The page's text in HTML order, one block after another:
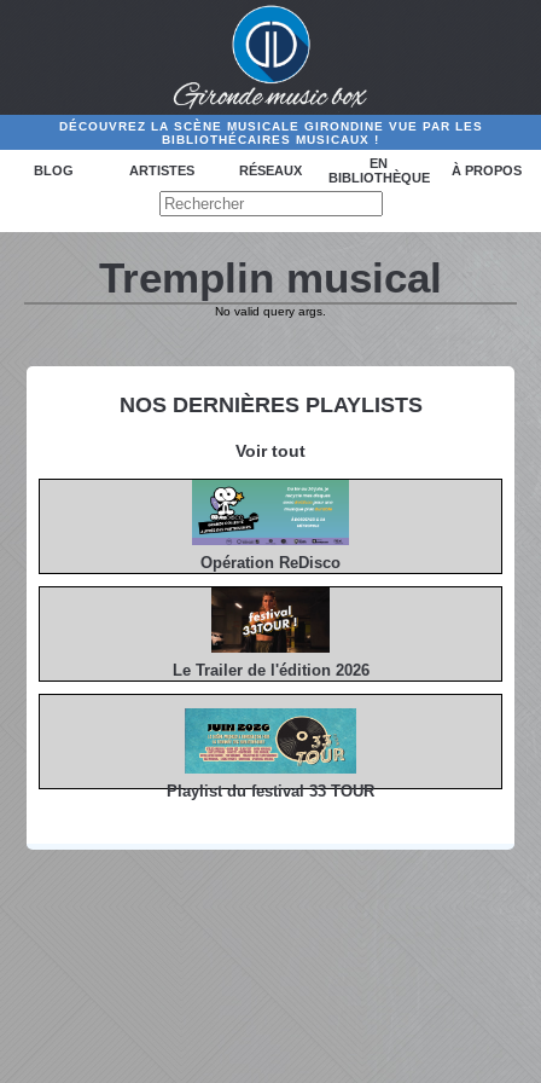
DÉCOUVREZ LA SCÈNE MUSICALE GIRONDINE VUE PAR LES
BIBLIOTHÉCAIRES MUSICAUX !
BLOG ARTISTES RÉSEAUX
EN
BIBLIOTHÈQUE
À PROPOS
NOS DERNIÈRES PLAYLISTS
Voir tout
Opération ReDisco
Le Trailer de l'édition 2026
Playlist du festival 33 TOUR
Tremplin musical
No valid query args.